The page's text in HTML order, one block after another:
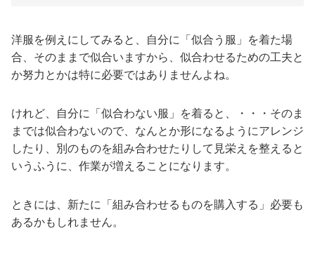
洋服を例えにしてみると、自分に「似合う服」を着た場
合、そのままで似合いますから、似合わせるための工夫と
か努力とかは特に必要ではありませんよね。
けれど、自分に「似合わない服」を着ると、・・・そのま
までは似合わないので、なんとか形になるようにアレンジ
したり、別のものを組み合わせたりして見栄えを整えると
いうふうに、作業が増えることになります。
ときには、新たに「組み合わせるものを購入する」必要も
あるかもしれません。